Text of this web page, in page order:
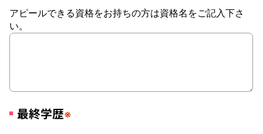
アピールできる資格をお持ちの方は資格名をご記入下さ
い。
最終学歴※